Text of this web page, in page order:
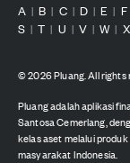
A | B | C | D | E | F
S | T | U | V | W | X
©2026Pluang. All rights
Pluang adalah aplikasi
Santosa Cemerlang,
kelas aset melalui
masyarakat Indonesia.